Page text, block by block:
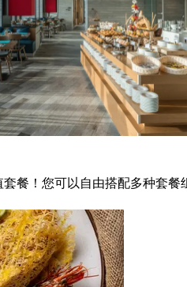
餐！您可以自由搭配多种套餐